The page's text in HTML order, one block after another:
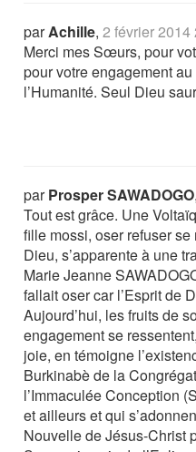
parAchille,2 février 2014
Merci mes Sœurs, pour
pour votre engagement
l’Humanité. Seul Dieu
parProsper SAWADOGO
Tout est grâce. Une
fille mossi, oser refuser
Dieu, s’apparente à une
Marie Jeanne
fallait oser car l’Esprit de
Aujourd’hui, les fruits de
engagement se
joie, en témoigne
Burkinabè de la
l’Immaculée Conception
et ailleurs et qui
Nouvelle de Jésus-Christ